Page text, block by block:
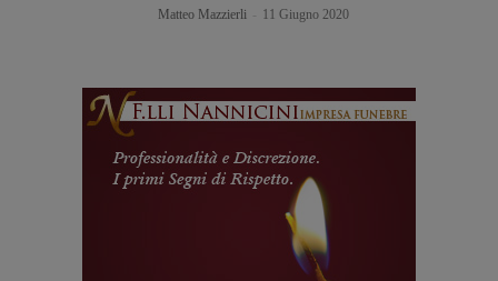
Matteo Mazzierli 11 Giugno 2020